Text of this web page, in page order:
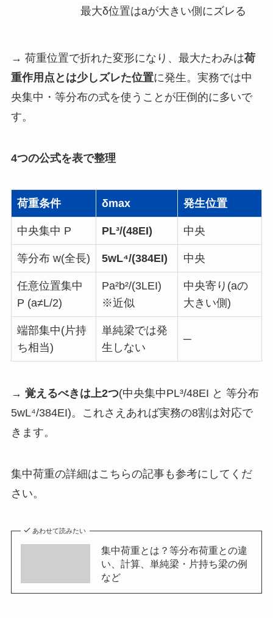
→ 荷重位置で折れた変形になり、最大たわみは荷
重作用点とは少しズレた位置に発生。実務では中
央集中・等分布の式を使うことが圧倒的に多いで
す。
4つの公式を表で整理
荷重条件 δmax 発生位置
中央集中 P PL³/(48EI) 中央
等分布 w(全長) 5wL⁴/(384EI) 中央
任意位置集中
P (a≠L/2)
Pa²b²/(3LEI)
※近似
中央寄り(aの
大きい側)
端部集中(片持
ち相当)
単純梁では発
生しない
─
→ 覚えるべきは上2つ(中央集中PL³/48EI と 等分布
5wL⁴/384EI)。これさえあれば実務の8割は対応で
きます。
集中荷重の詳細はこちらの記事も参考にしてくだ
さい。
あわせて読みたい
集中荷重とは？等分布荷重との違
い、計算、単純梁・片持ち梁の例
など